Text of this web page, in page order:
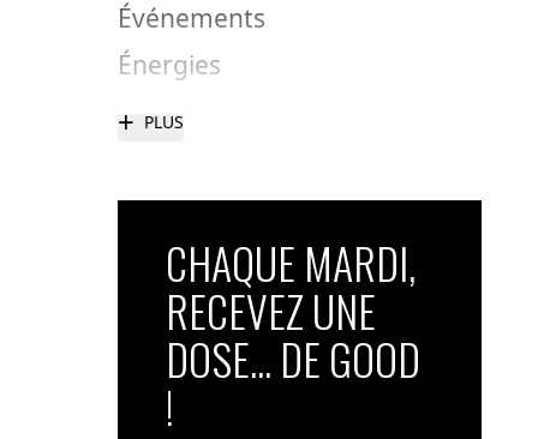
Événements
Énergies
+ PLUS
CHAQUE MARDI,
RECEVEZ UNE
DOSE... DE GOOD
!